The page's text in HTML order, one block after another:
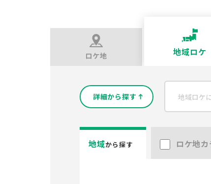
ロケ地 地域ロケ
詳細から探す
地域から探す ロケ地カ